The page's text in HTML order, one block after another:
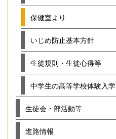
保健室より
いじめ防止基本方針
生徒規則・生徒心得等
中学生の高等学校体験入学
生徒会・部活動等
進路情報